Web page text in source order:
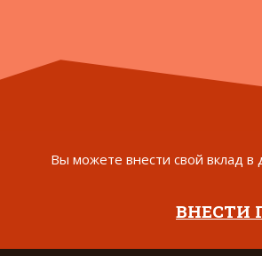
Вы можете внести свой вклад в
ВНЕСТИ